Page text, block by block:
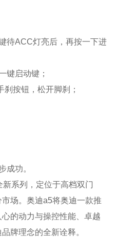
待ACC灯亮后，再按一下进
键启动键；
按钮，松开脚刹；
成功。
系列，定位于高档双门
场。奥迪a5将奥迪一款推
的动力与操控性能、卓越
牌理念的全新诠释。